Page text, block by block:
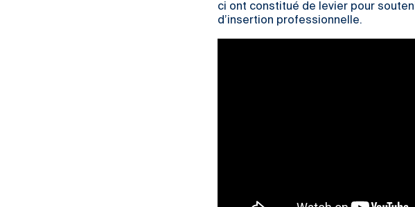
ci ont constitué de levier pour
d’insertion professionnelle.